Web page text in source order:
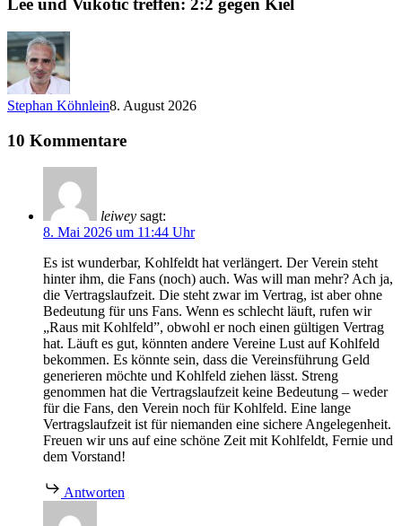
Lee und Vukotic treffen: 2:2 gegen Kiel
Stephan Köhnlein8. August 2026
10 Kommentare
leiwey sagt:
8. Mai 2026 um 11:44 Uhr
Es ist wunderbar, Kohlfeldt hat verlängert. Der Verein steht
hinter ihm, die Fans (noch) auch. Was will man mehr? Ach ja,
die Vertragslaufzeit. Die steht zwar im Vertrag, ist aber ohne
Bedeutung für uns Fans. Wenn es schlecht läuft, rufen wir
„Raus mit Kohlfeld”, obwohl er noch einen gültigen Vertrag
hat. Läuft es gut, könnten andere Vereine Lust auf Kohlfeld
bekommen. Es könnte sein, dass die Vereinsführung Geld
generieren möchte und Kohlfeld ziehen lässt. Streng
genommen hat die Vertragslaufzeit keine Bedeutung – weder
für die Fans, den Verein noch für Kohlfeld. Eine lange
Vertragslaufzeit ist für niemanden eine sichere Angelegenheit.
Freuen wir uns auf eine schöne Zeit mit Kohlfeldt, Fernie und
dem Vorstand!
Antworten